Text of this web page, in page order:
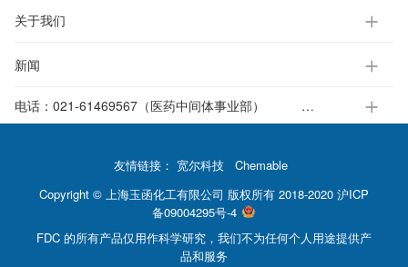
关于我们
新闻
电话： 021-61469567（医药中间体事业部）
友情链接： 宽尔科技
Chemable
Copyright © 上海玉函化工有限公司 版权所有 2018-2020 沪ICP
备09004295号-4
FDC 的所有产品仅用作科学研究，我们不为任何个人用途提供产
品和服务